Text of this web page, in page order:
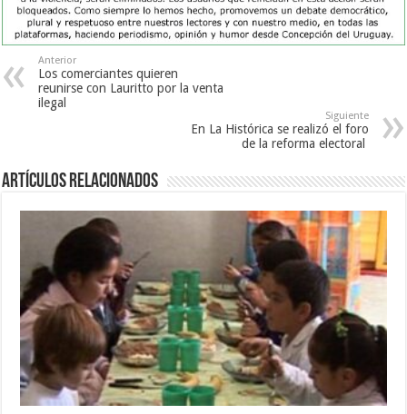
Anterior
Los comerciantes quieren
reunirse con Lauritto por la venta
ilegal
Siguiente
En La Histórica se realizó el foro
de la reforma electoral
Artículos Relacionados